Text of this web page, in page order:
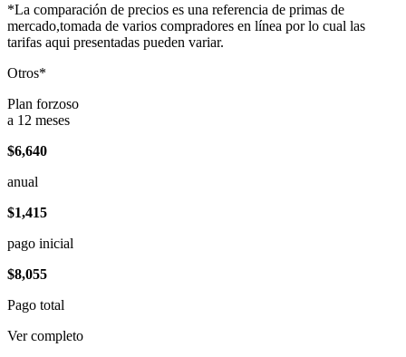
*La comparación de precios es una referencia de primas de
mercado,tomada de varios compradores en línea por lo cual las
tarifas aqui presentadas pueden variar.
Otros*
Plan forzoso
a 12 meses
$6,640
anual
$1,415
pago inicial
$8,055
Pago total
Ver completo